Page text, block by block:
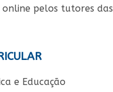
pelos tutores das
e Educação